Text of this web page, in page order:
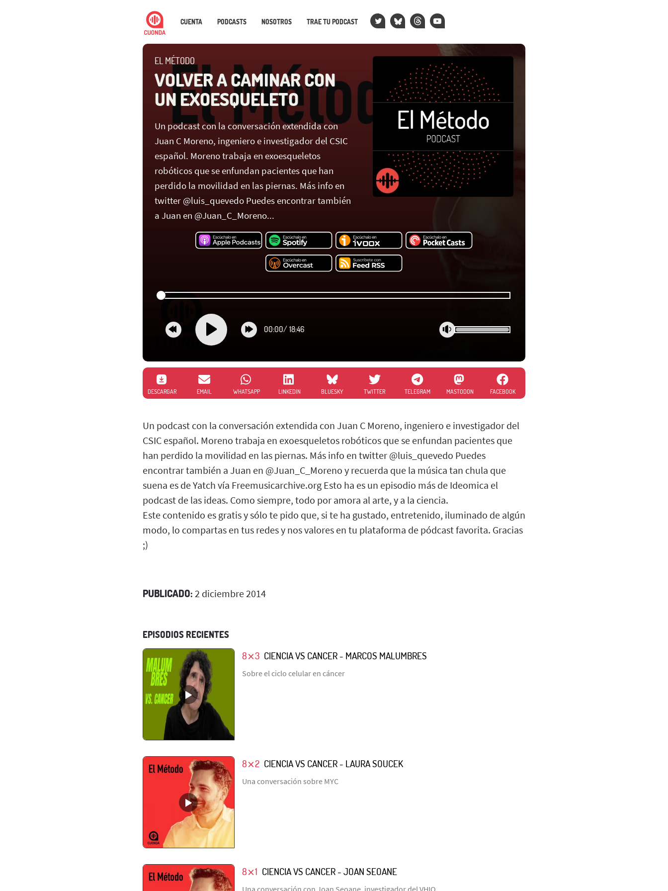
CUENTA PODCASTS NOSOTROS TRAE TU PODCAST
EL MÉTODO
VOLVER A CAMINAR CON
UN EXOESQUELETO
Un podcast con la conversación extendida con
Juan C Moreno, ingeniero e investigador del CSIC
español. Moreno trabaja en exoesqueletos
robóticos que se enfundan pacientes que han
perdido la movilidad en las piernas. Más info en
twitter @luis_quevedo Puedes encontrar también
a Juan en @Juan_C_Moreno...
00:00/ 18:46
DESCARGAR EMAIL WHATSAPP LINKEDIN BLUESKY TWITTER TELEGRAM MASTODON FACEBOOK
Un podcast con la conversación extendida con Juan C Moreno, ingeniero e investigador del
CSIC español. Moreno trabaja en exoesqueletos robóticos que se enfundan pacientes que
han perdido la movilidad en las piernas. Más info en twitter @luis_quevedo Puedes
encontrar también a Juan en @Juan_C_Moreno y recuerda que la música tan chula que
suena es de Yatch vía Freemusicarchive.org Esto ha es un episodio más de Ideomica el
podcast de las ideas. Como siempre, todo por amora al arte, y a la ciencia.
Este contenido es gratis y sólo te pido que, si te ha gustado, entretenido, iluminado de algún
modo, lo compartas en tus redes y nos valores en tu plataforma de pódcast favorita. Gracias
;)
PUBLICADO: 2 diciembre 2014
EPISODIOS RECIENTES
8⨯3 CIENCIA VS CANCER - MARCOS MALUMBRES
Sobre el ciclo celular en cáncer
8⨯2 CIENCIA VS CANCER - LAURA SOUCEK
Una conversación sobre MYC
8⨯1 CIENCIA VS CANCER - JOAN SEOANE
Una conversación con Joan Seoane, investigador del VHIO